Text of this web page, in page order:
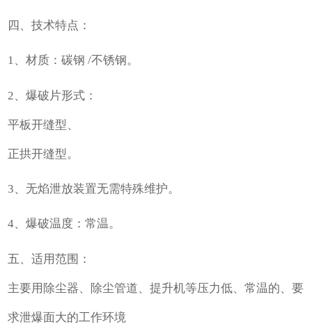
四、技术特点：
1、材质：碳钢 /不锈钢。
2、爆破片形式：
平板开缝型、
正拱开缝型。
3、无焰泄放装置无需特殊维护。
4、爆破温度：常温。
五、适用范围：
主要用除尘器、除尘管道、提升机等压力低、常温的、要
求泄爆面大的工作环境